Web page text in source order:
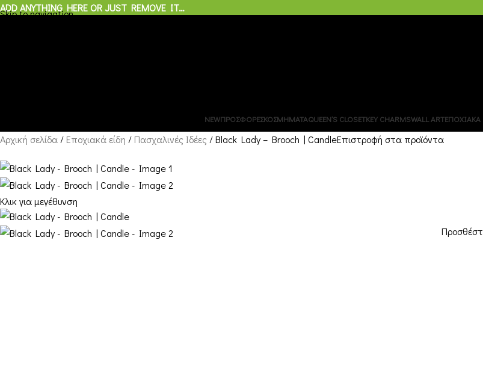
Skip to navigation
ADD ANYTHING HERE OR JUST REMOVE IT…
NEWΠΡΟΣΦΟΡΕΣΚΟΣΜΗΜΑΤΑQUEEN’S CLOSETKEY CHARMSWALL ARTΕΠΟΧΙΑΚΑ
Αρχική σελίδα Εποχιακά είδη Πασχαλινές Ιδέες Black Lady – Brooch | CandleΕπιστροφή στα προϊόντα
Κλικ για μεγέθυνση